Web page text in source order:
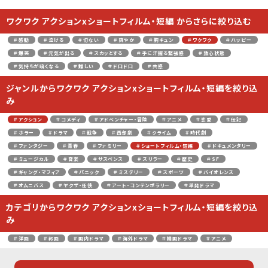
ワクワク アクションxショートフィルム・短編 からさらに絞り込む
＃感動 ＃泣ける ＃切ない ＃爽やか ＃胸キュン ＃ワクワク
＃ハッピー
＃爆笑
＃元気が出る ＃スカッとする ＃手に汗握る緊張感
＃放心状態
＃気持ちが暗くなる
＃難しい ＃ドロドロ ＃共感
ジャンルからワクワク アクションxショートフィルム・短編を絞り込
み
＃アクション ＃コメディ ＃アドベンチャー・冒険 ＃アニメ ＃恋愛
＃伝記
＃ホラー
＃ドラマ ＃戦争 ＃西部劇 ＃クライム
＃時代劇
＃ファンタジー
＃青春 ＃ファミリー ＃ショートフィルム・短編
＃ドキュメンタリー
＃ミュージカル
＃音楽 ＃サスペンス ＃スリラー ＃歴史
＃SF
＃ギャング・マフィア
＃パニック ＃ミステリー ＃スポーツ
＃バイオレンス
＃オムニバス
＃ヤクザ・任侠 ＃アート・コンテンポラリー ＃単発ドラマ
カテゴリからワクワク アクションxショートフィルム・短編を絞り込
み
＃洋画 ＃邦画 ＃国内ドラマ ＃海外ドラマ ＃韓国ドラマ ＃アニメ